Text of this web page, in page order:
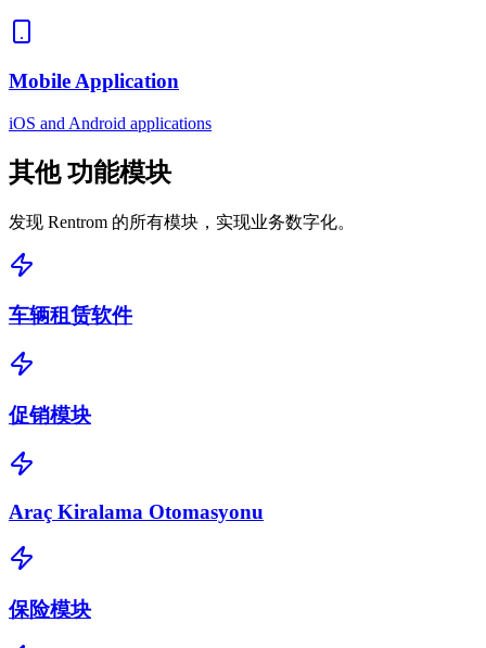
Mobile Application
iOS and Android applications
其他 功能模块
发现 Rentrom 的所有模块，实现业务数字化。
车辆租赁软件
促销模块
Araç Kiralama Otomasyonu
保险模块